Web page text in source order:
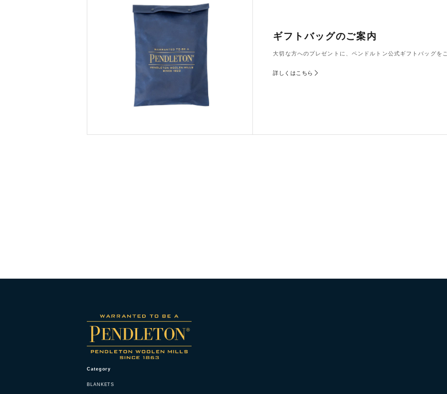
ギフトバッグのご案内
大切な方へのプレゼントに、ペンドルトン公式ギフトバッグを
詳しくはこちら
Category
BLANKETS